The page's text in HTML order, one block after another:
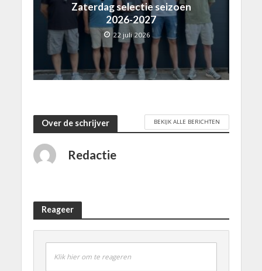
Zaterdag selectie seizoen
2026-2027
22 juli 2026
Over de schrijver BEKIJK ALLE BERICHTEN
Redactie
Reageer
Klik hier om te reageren